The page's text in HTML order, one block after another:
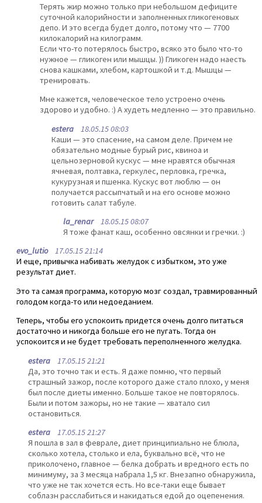
Терять жир можно только при небольшом дефиците
суточной калорийности и заполненных гликогеновых
депо. И это всегда будет долго, потому что — 7700
килокалорий на килограмм.
Если что-то потерялось быстро, всяко это было что-то
нужное — гликоген или мышцы. )) Гликоген надо наесть
снова кашками, хлебом, картошкой и т.д. Мышцы —
тренировать.
Мне кажется, человеческое тело устроено очень
здорово и удобно. :) А худеть медленно — это правильно.
estera 18.05.15 08:03
Каши — это спасение, на самом деле. Причем не
обязательно модные бурый рис, квиноа и
цельнозерновой кускус — мне нравятся обычная
ячневая, полтавка, геркулес, перловка, гречка,
кукурузная и пшенка. Кускус вот люблю — он
получается рассыпчатый и на его основе можно
готовить салат табуле.
la_renar18.05.15 08:07
Я тоже фанат каш, особенно овсянки и гречки. :)
evo_lutio17.05.15 21:14
И еще, привычка набивать желудок с избытком, это уже
результат диет.
Это та самая программа, которую мозг создал, травмированный
голодом когда-то или недоеданием.
Теперь, чтобы его успокоить придется очень долго питаться
достаточно и никогда больше его не пугать. Тогда он
успокоится и не будет требовать переполненного желудка.
estera 17.05.15 21:21
Да, это точно так и есть. Я даже помню, что первый
страшный зажор, после которого даже стало плохо, у меня
был после диеты именно. Больше такое не повторялось.
Были и потом зажоры, но не такие — хватало сил
остановиться.
estera 17.05.15 21:27
Я пошла в зал в феврале, диет принципиально не блюла,
сколько хотела, столько и ела, буквально всё, что не
приколочено, главное — белка добрать и вредного есть по
минимуму, за 3 месяца набрала 1,5 кг. Внезапно обнаружила,
что уже не так хочется есть. Но все-таки еще бывает
соблазн расслабиться и накидаться едой до оцепенения.